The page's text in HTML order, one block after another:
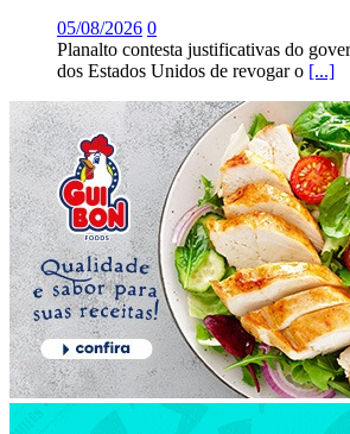
05/08/2026 0
Planalto contesta justificativas do
dos Estados Unidos de revogar o [...]